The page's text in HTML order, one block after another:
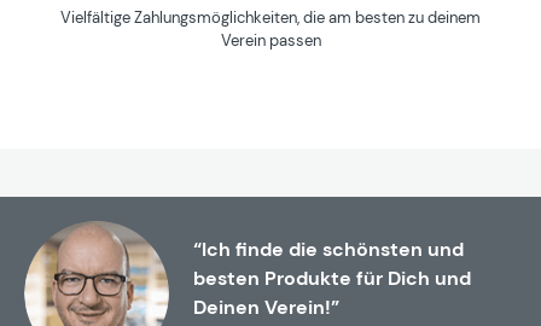
Vielfältige Zahlungsmöglichkeiten, die am besten zu deinem
Verein passen
“Ich finde die schönsten und
besten Produkte für Dich und
Deinen Verein!”